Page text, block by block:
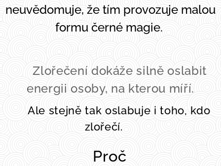
neuvědomuje, že tím provozuje malou
formu černé magie.
🖤 Zlořečení dokáže silně oslabit
energii osoby, na kterou míří.
⚠️Ale stejně tak oslabuje i toho, kdo
zlořečí.
👉 Proč